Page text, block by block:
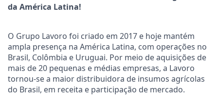
da América Latina!
O Grupo Lavoro foi criado em 2017 e hoje mantém
ampla presença na América Latina, com operações no
Brasil, Colômbia e Uruguai. Por meio de aquisições de
mais de 20 pequenas e médias empresas, a Lavoro
tornou-se a maior distribuidora de insumos agrícolas
do Brasil, em receita e participação de mercado.